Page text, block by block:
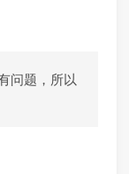
问题，所以